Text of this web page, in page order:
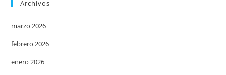
Archivos
marzo 2026
febrero 2026
enero 2026